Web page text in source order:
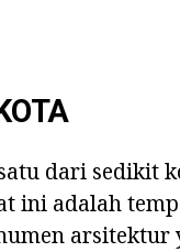
dari sedikit
ini adalah
arsitektur